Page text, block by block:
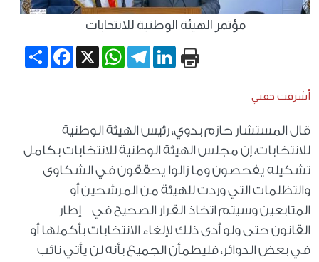
مؤتمر الهيئة الوطنية للانتخابات
Share
Facebook X
WhatsApp
TelegramLinkedIn
أشرقت حفني
قال المستشار حازم بدوي، رئيس الهيئة الوطنية
للانتخابات، إن مجلس الهيئة الوطنية للانتخابات بكامل
تشكيله يفحصون وما زالوا يحققون في الشكاوى
والتظلمات التي وردت للهيئة من المرشحين أو
المتابعين وسيتم اتخاذ القرار الصحيح في إطار
القانون حتى ولو أدى ذلك لإلغاء الانتخابات بأكملها أو
في بعض الدوائر، فليطمأن الجميع بأنه لن يأتي نائب